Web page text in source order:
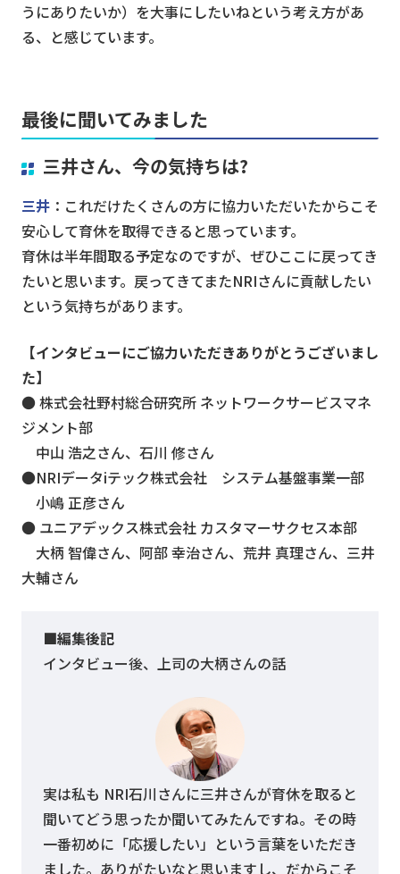
うにありたいか）を大事にしたいねという考え方があ
る、と感じています。
最後に聞いてみました
三井さん、今の気持ちは?
三井 ：これだけたくさんの方に協力いただいたからこそ
安心して育休を取得できると思っています。
育休は半年間取る予定なのですが、ぜひここに戻ってき
たいと思います。戻ってきてまたNRIさんに貢献したい
という気持ちがあります。
【インタビューにご協力いただきありがとうございまし
た】
● 株式会社野村総合研究所 ネットワークサービスマネ
ジメント部
中山 浩之さん、石川 修さん
●NRIデータiテック株式会社 システム基盤事業一部
小嶋 正彦さん
● ユニアデックス株式会社 カスタマーサクセス本部
大柄 智偉さん、阿部 幸治さん、荒井 真理さん、三井
大輔さん
■編集後記
インタビュー後、上司の大柄さんの話
実は私も NRI石川さんに三井さんが育休を取ると
聞いてどう思ったか聞いてみたんですね。その時
一番初めに「応援したい」という言葉をいただき
ました。ありがたいなと思いますし、だからこそ